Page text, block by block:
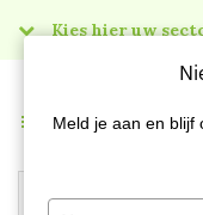
Kies hier uw
Menu
Meld je aan en blijf
Type